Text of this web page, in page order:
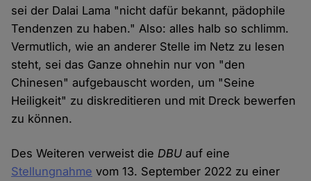
sei der Dalai Lama "nicht dafür bekannt, pädophile
Tendenzen zu haben." Also: alles halb so schlimm.
Vermutlich, wie an anderer Stelle im Netz zu lesen
steht, sei das Ganze ohnehin nur von "den
Chinesen" aufgebauscht worden, um "Seine
Heiligkeit" zu diskreditieren und mit Dreck bewerfen
zu können.
Des Weiteren verweist die DBUauf eine
Stellungnahme vom 13. September 2022 zu einer